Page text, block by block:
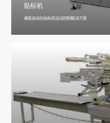
贴标机
睿能自动化贴标机运动控制解决方案